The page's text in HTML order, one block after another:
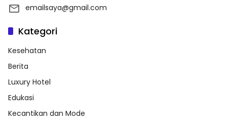
emailsaya@gmail.com
Kategori
Kesehatan
Berita
Luxury Hotel
Edukasi
Kecantikan dan Mode